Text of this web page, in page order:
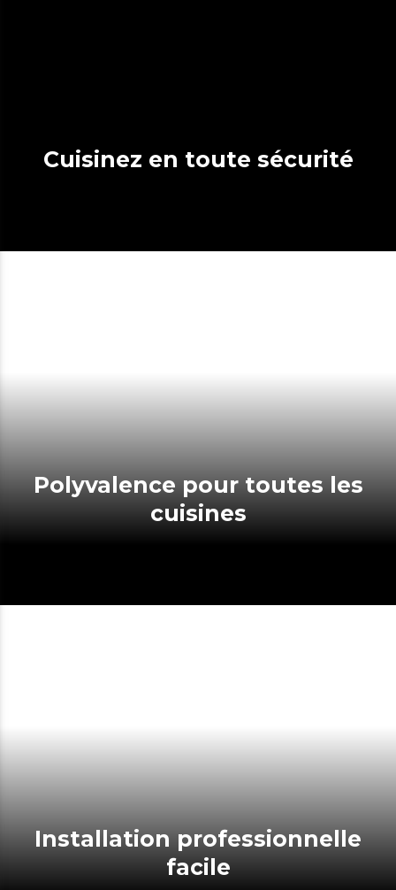
Cuisinez en toute sécurité
Polyvalence pour toutes les
cuisines
Installation professionnelle
facile